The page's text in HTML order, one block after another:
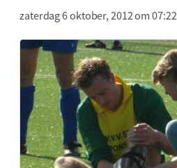
zaterdag 6 oktober, 2012 om 07:22